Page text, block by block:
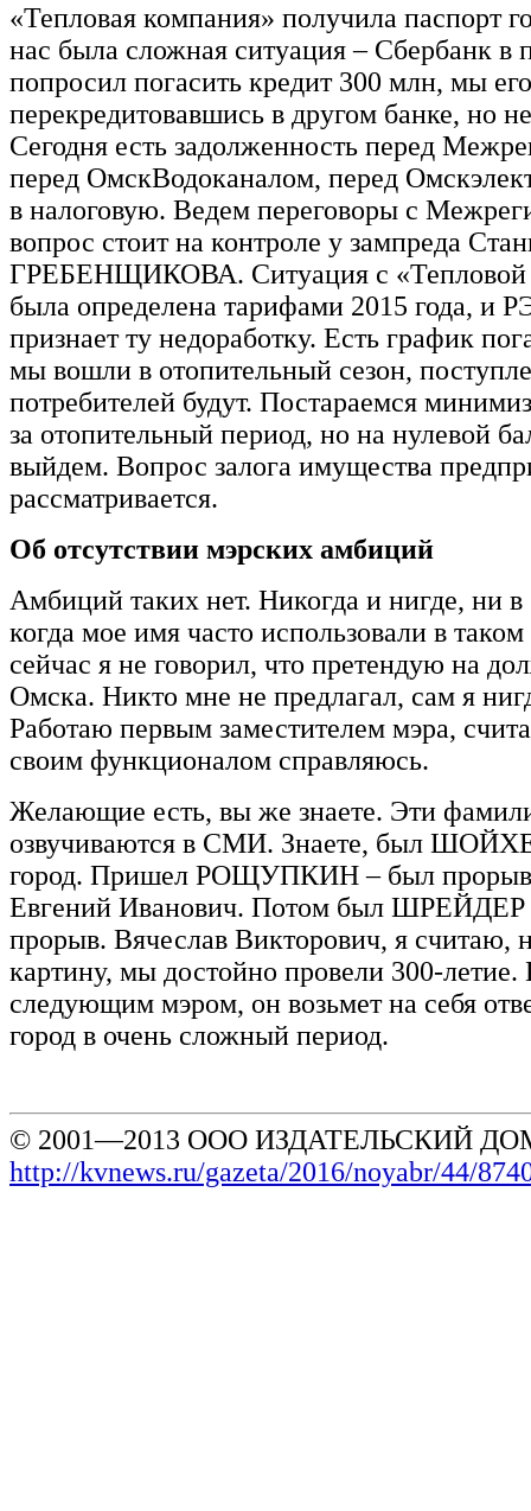
«Тепловая компания» получила паспорт
нас была сложная ситуация – Сбербанк в
попросил погасить кредит 300 млн, мы
перекредитовавшись в другом банке, но
Сегодня есть задолженность перед
перед ОмскВодоканалом, перед
в налоговую. Ведем переговоры с
вопрос стоит на контроле у зампреда
ГРЕБЕНЩИКОВА. Ситуация с «Тепловой
была определена тарифами 2015 года, и
признает ту недоработку. Есть график
мы вошли в отопительный сезон,
потребителей будут. Постараемся
за отопительный период, но на нулевой
выйдем. Вопрос залога имущества
рассматривается.
Об отсутствии мэрских амбиций
Амбиций таких нет. Никогда и нигде, ни в
когда мое имя часто использовали в таком
сейчас я не говорил, что претендую на
Омска. Никто мне не предлагал, сам я
Работаю первым заместителем мэра,
своим функционалом справляюсь.
Желающие есть, вы же знаете. Эти
озвучиваются в СМИ. Знаете, был
город. Пришел РОЩУПКИН – был
Евгений Иванович. Потом был ШРЕЙДЕР
прорыв. Вячеслав Викторович, я считаю,
картину, мы достойно провели 300-
следующим мэром, он возьмет на себя
город в очень сложный период.
© 2001—2013 ООО ИЗДАТЕЛЬСКИЙ
http://kvnews.ru/gazeta/2016/noyabr/44/